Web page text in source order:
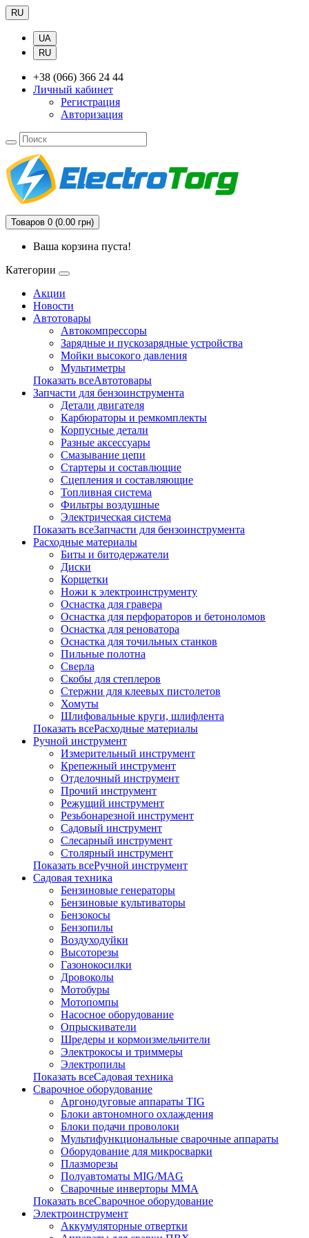
RU
UA
RU
+38 (066) 366 24 44
Личный кабинет
Регистрация
Авторизация
Товаров 0 (0.00 грн)
Ваша корзина пуста!
Категории
Акции
Новости
Автотовары
Автокомпрессоры
Зарядные и пускозарядные устройства
Мойки высокого давления
Мультиметры
Показать всеАвтотовары
Запчасти для бензоинструмента
Детали двигателя
Карбюраторы и ремкомплекты
Корпусные детали
Разные аксессуары
Смазывание цепи
Стартеры и составлющие
Сцепления и составляющие
Топливная система
Фильтры воздушные
Электрическая система
Показать всеЗапчасти для бензоинструмента
Расходные материалы
Биты и битодержатели
Диски
Корщетки
Ножи к электроинструменту
Оснастка для гравера
Оснастка для перфораторов и бетоноломов
Оснастка для реноватора
Оснастка для точильных станков
Пильные полотна
Сверла
Скобы для степлеров
Стержни для клеевых пистолетов
Хомуты
Шлифовальные круги, шлифлента
Показать всеРасходные материалы
Ручной инструмент
Измерительный инструмент
Крепежный инструмент
Отделочный инструмент
Прочий инструмент
Режущий инструмент
Резьбонарезной инструмент
Садовый инструмент
Слесарный инструмент
Столярный инструмент
Показать всеРучной инструмент
Садовая техника
Бензиновые генераторы
Бензиновые культиваторы
Бензокосы
Бензопилы
Воздуходуйки
Высоторезы
Газонокосилки
Дровоколы
Мотобуры
Мотопомпы
Насосное оборудование
Опрыскиватели
Шредеры и кормоизмельчители
Электрокосы и триммеры
Электропилы
Показать всеСадовая техника
Сварочное оборудование
Аргонодуговые аппараты TIG
Блоки автономного охлаждения
Блоки подачи проволоки
Мультифункциональные сварочные аппараты
Оборудование для микросварки
Плазморезы
Полуавтоматы MIG/MAG
Сварочные инверторы ММА
Показать всеСварочное оборудование
Электроинструмент
Аккумуляторные отвертки